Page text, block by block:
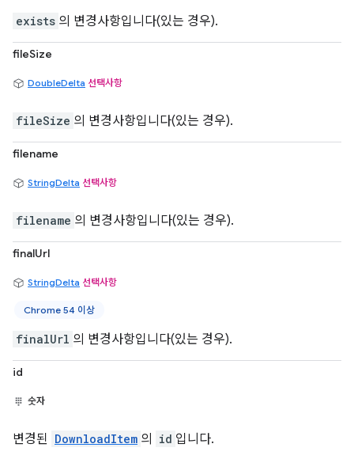
exists 의 변경사항입니다(있는 경우).
fileSize
DoubleDelta 선택사항
fileSize 의 변경사항입니다(있는 경우).
filename
StringDelta 선택사항
filename 의 변경사항입니다(있는 경우).
finalUrl
StringDelta 선택사항
Chrome 54 이상
finalUrl 의 변경사항입니다(있는 경우).
id
숫자
변경된 DownloadItem 의 id 입니다.